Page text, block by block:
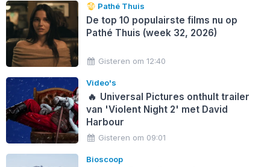
Pathé Thuis
De top 10 populairste films nu op
Pathé Thuis (week 32, 2026)
Gisteren om 12:40
Video's
🔥 Universal Pictures onthult trailer
van 'Violent Night 2' met David
Harbour
Gisteren om 09:01
Bioscoop